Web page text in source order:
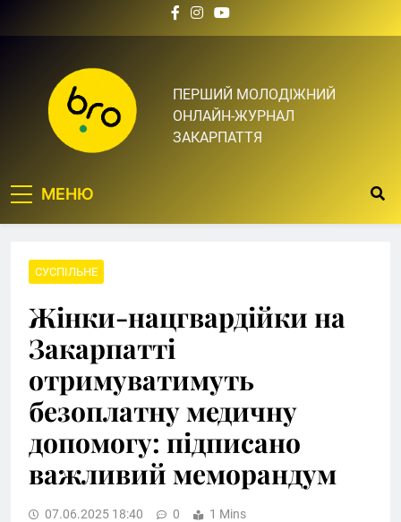
Bro.org.ua | BRO – ЦЕ
ТВІЙ БРО
ПЕРШИЙ МОЛОДІЖНИЙ
ОНЛАЙН-ЖУРНАЛ
ЗАКАРПАТТЯ
МЕНЮ
СУСПІЛЬНЕ
Жінки-нацгвардійки на
Закарпатті
отримуватимуть
безоплатну медичну
допомогу: підписано
важливий меморандум
07.06.2025 18:40 0 1 Mins